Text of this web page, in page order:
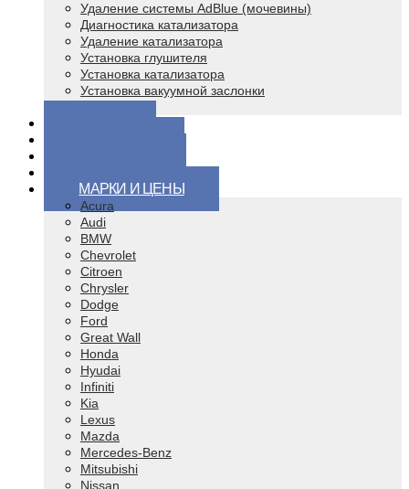
Удаление системы AdBlue (мочевины)
Диагностика катализатора
Удаление катализатора
Установка глушителя
Установка катализатора
Установка вакуумной заслонки
МАРКИ И ЦЕНЫ
Acura
Audi
BMW
Chevrolet
Citroen
Chrysler
Dodge
Ford
Great Wall
Honda
Hyudai
Infiniti
Kia
Lexus
Mazda
Mercedes-Benz
Mitsubishi
Nissan